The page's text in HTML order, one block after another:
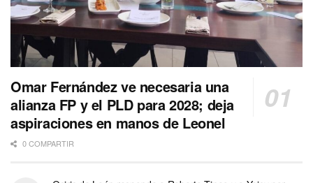
Omar Fernández ve necesaria una
alianza FP y el PLD para 2028; deja
aspiraciones en manos de Leonel
0 COMPARTIR